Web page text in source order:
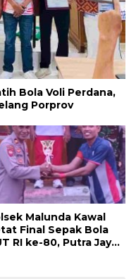
Bola Voli Perdana,
Porprov
Malunda Kawal
Final Sepak Bola
RI ke-80, Putra Jaya